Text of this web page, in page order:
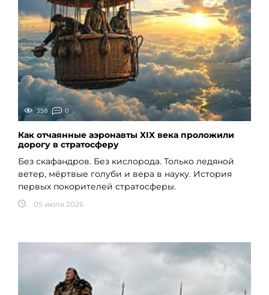
358 0
Как отчаянные аэронавты XIX века проложили
дорогу в стратосферу
Без скафандров. Без кислорода. Только ледяной
ветер, мёртвые голуби и вера в науку. История
первых покорителей стратосферы.
05 июля 2026